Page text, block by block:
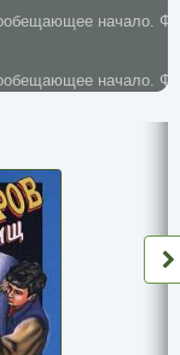
начало.
начало.
начало.
начало.
начало.
начало.